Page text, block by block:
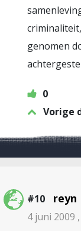
genomen
0
Vorige
#10 reyn
4 juni 2009